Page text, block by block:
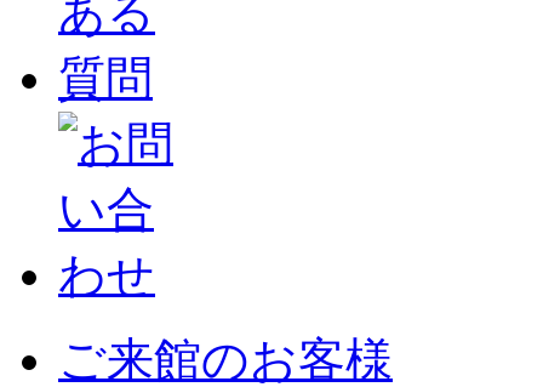
ご来館のお客様